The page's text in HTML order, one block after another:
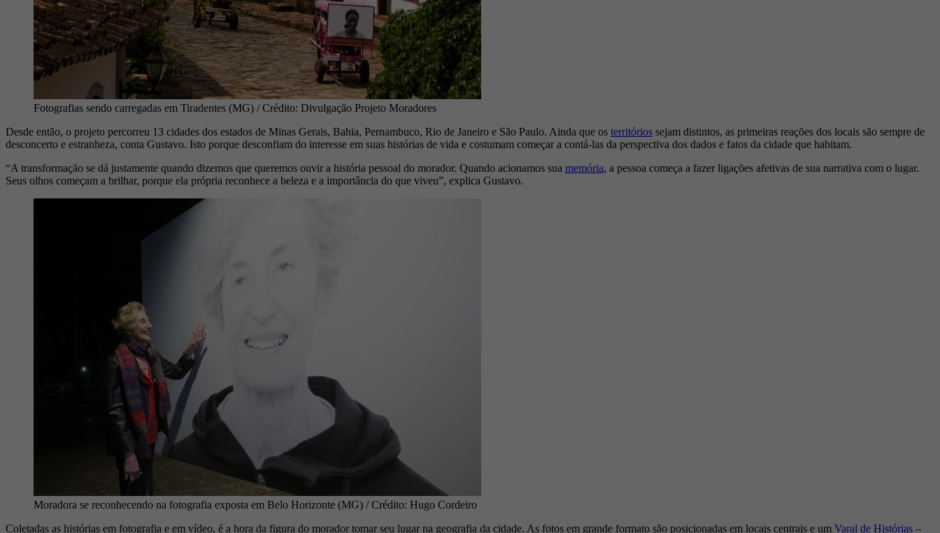
Fotografias sendo carregadas em Tiradentes (MG) / Crédito: Divulgação Projeto Moradores
Desde então, o projeto percorreu 13 cidades dos estados de Minas Gerais, Bahia, Pernambuco, Rio de Janeiro e São Paulo. Ainda que os territórios sejam distintos, as primeiras reações dos locais são sempre de
desconcerto e estranheza, conta Gustavo. Isto porque desconfiam do interesse em suas histórias de vida e costumam começar a contá-las da perspectiva dos dados e fatos da cidade que habitam.
“A transformação se dá justamente quando dizemos que queremos ouvir a história pessoal do morador. Quando acionamos sua memória, a pessoa começa a fazer ligações afetivas de sua narrativa com o lugar.
Seus olhos começam a brilhar, porque ela própria reconhece a beleza e a importância do que viveu”, explica Gustavo.
Moradora se reconhecendo na fotografia exposta em Belo Horizonte (MG) / Crédito: Hugo Cordeiro
Coletadas as histórias em fotografia e em vídeo, é a hora da figura do morador tomar seu lugar na geografia da cidade. As fotos em grande formato são posicionadas em locais centrais e um Varal de Histórias –